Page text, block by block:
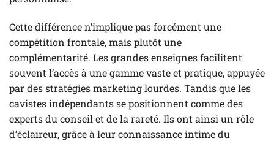
Cette différence n’implique pas forcément une
compétition frontale, mais plutôt une
complémentarité. Les grandes enseignes facilitent
souvent l’accès à une gamme vaste et pratique, appuyée
par des stratégies marketing lourdes. Tandis que les
cavistes indépendants se positionnent comme des
experts du conseil et de la rareté. Ils ont ainsi un rôle
d’éclaireur, grâce à leur connaissance intime du